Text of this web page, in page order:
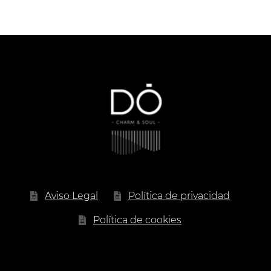
precios:
4.00 €
hasta
17.90 €
Aviso Legal Política de privacidad
Política de cookies